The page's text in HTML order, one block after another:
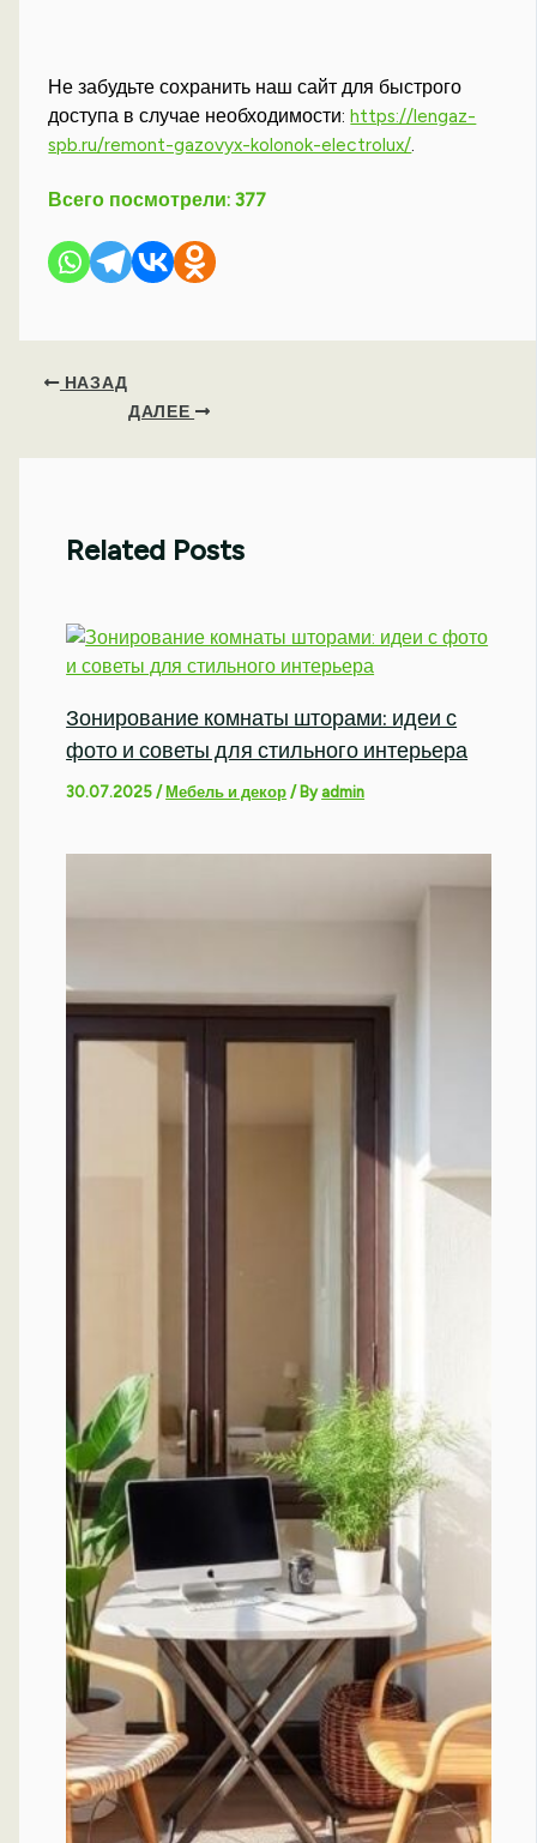
Не забудьте сохранить наш сайт для быстрого
доступа в случае необходимости:https://lengaz-
spb.ru/remont-gazovyx-kolonok-electrolux/.
Всего посмотрели: 377
НАЗАД
ДАЛЕЕ
Related Posts
Зонирование комнаты шторами: идеи с
фото и советы для стильного интерьера
30.07.2025/ Мебель и декор / Byadmin